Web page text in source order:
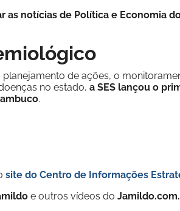
as notícias de Política e Economia
de ações, o
no estado, a SES lançou o
.
site do Centro de Informações
e outros vídeos do Jamildo.com.